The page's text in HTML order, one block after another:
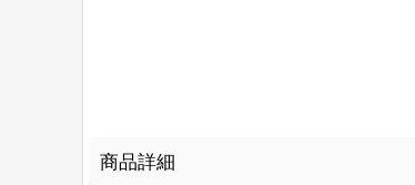
商品詳細